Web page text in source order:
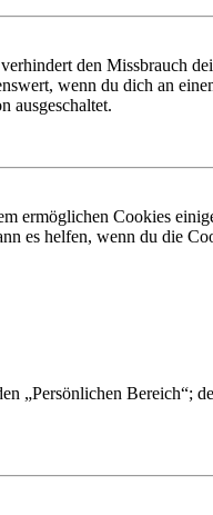
den Missbrauch
wenn du dich an
ausgeschaltet.
ermöglichen Cookies
es helfen, wenn du die
„Persönlichen Bereich“;